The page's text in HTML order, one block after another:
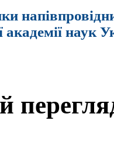
академії наук